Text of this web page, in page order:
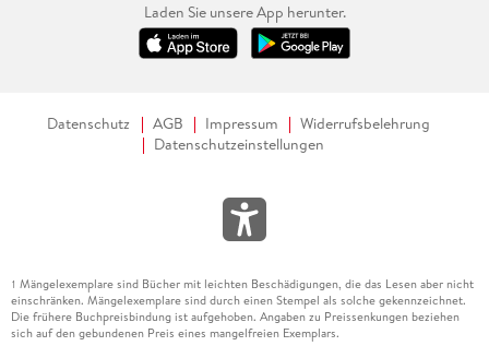
Laden Sie unsere App herunter.
Datenschutz AGB Impressum
Widerrufsbelehrung
Datenschutzeinstellungen
1 Mängelexemplare sind Bücher mit leichten Beschädigungen, die das Lesen aber nicht
einschränken. Mängelexemplare sind durch einen Stempel als solche gekennzeichnet.
Die frühere Buchpreisbindung ist aufgehoben. Angaben zu Preissenkungen beziehen
sich auf den gebundenen Preis eines mangelfreien Exemplars.